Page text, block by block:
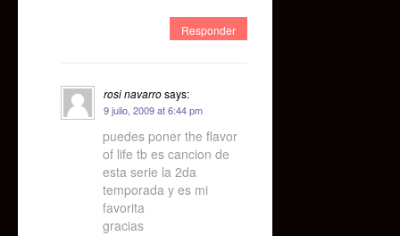
Responder
rosi navarrosays:
9 julio, 2009 at 6:44 pm
puedes poner the flavor
of life tb es cancion de
esta serie la 2da
temporada y es mi
favorita
gracias